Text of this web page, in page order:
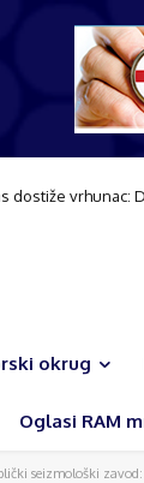
dostiže vrhunac:
okrug
Oglasi RAM
seizmološki